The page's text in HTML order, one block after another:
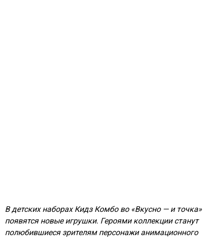
В детских наборах Кидз Комбо во «Вкусно — и точка»
появятся новые игрушки. Героями коллекции станут
полюбившиеся зрителям персонажи анимационного